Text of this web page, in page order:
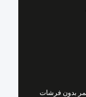
بدون فرشات